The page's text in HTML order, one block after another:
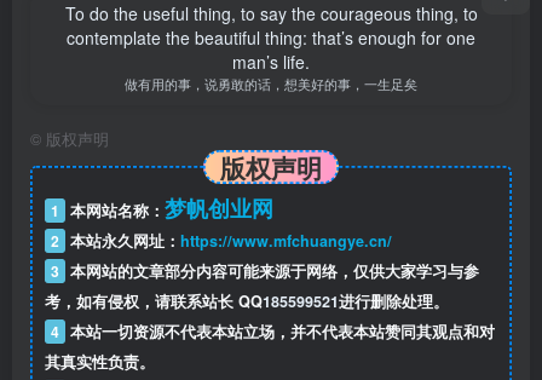
To do the useful thing, to say the courageous thing, to
contemplate the beautiful thing: that’s enough for one
man’s life.
做有用的事，说勇敢的话，想美好的事，一生足矣
© 版权声明
版权声明
1 本网站名称： 梦帆创业网
2 本站永久网址： https://www.mfchuangye.cn/
3 本网站的文章部分内容可能来源于网络，仅供大家学习与参
考，如有侵权，请联系站长 QQ185599521进行删除处理。
4 本站一切资源不代表本站立场，并不代表本站赞同其观点和对
其真实性负责。